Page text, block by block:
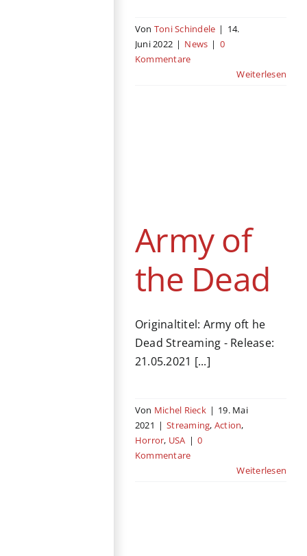
Von Toni Schindele | 14.
Juni 2022 | News | 0
Kommentare
Weiterlesen
Army of
the Dead
Originaltitel: Army oft he
Dead Streaming - Release:
21.05.2021 [...]
Von Michel Rieck | 19. Mai
2021 | Streaming, Action,
Horror, USA | 0
Kommentare
Weiterlesen